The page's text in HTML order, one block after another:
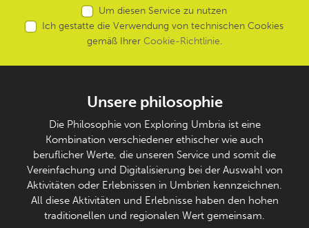
Um diesen Service zu nutzen
Ich gestatte die Verwendung von technischen Cookies
gemäß Ihrer Cookie-Richtlinie.
Unsere philosophie
Die Philosophie von Exploring Umbria ist eine
Kombination verschiedener ethischer wie auch
beruflicher Werte, die unseren Service und somit die
Vereinfachung und Digitalisierung bei der Auswahl von
Aktivitäten oder Erlebnissen in Umbrien kennzeichnen.
All diese Aktivitäten und Erlebnisse haben den hohen
traditionellen und regionalen Wert gemeinsam.